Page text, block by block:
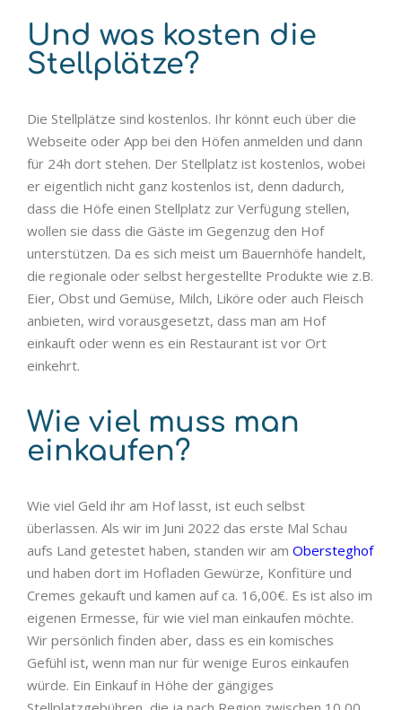
Und was kosten die
Stellplätze?
Die Stellplätze sind kostenlos. Ihr könnt euch über die
Webseite oder App bei den Höfen anmelden und dann
für 24h dort stehen. Der Stellplatz ist kostenlos, wobei
er eigentlich nicht ganz kostenlos ist, denn dadurch,
dass die Höfe einen Stellplatz zur Verfügung stellen,
wollen sie dass die Gäste im Gegenzug den Hof
unterstützen. Da es sich meist um Bauernhöfe handelt,
die regionale oder selbst hergestellte Produkte wie z.B.
Eier, Obst und Gemüse, Milch, Liköre oder auch Fleisch
anbieten, wird vorausgesetzt, dass man am Hof
einkauft oder wenn es ein Restaurant ist vor Ort
einkehrt.
Wie viel muss man
einkaufen?
Wie viel Geld ihr am Hof lasst, ist euch selbst
überlassen. Als wir im Juni 2022 das erste Mal Schau
aufs Land getestet haben, standen wir am Obersteghof
und haben dort im Hofladen Gewürze, Konfitüre und
Cremes gekauft und kamen auf ca. 16,00€. Es ist also im
eigenen Ermesse, für wie viel man einkaufen möchte.
Wir persönlich finden aber, dass es ein komisches
Gefühl ist, wenn man nur für wenige Euros einkaufen
würde. Ein Einkauf in Höhe der gängiges